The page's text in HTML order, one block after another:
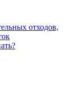
отходов,